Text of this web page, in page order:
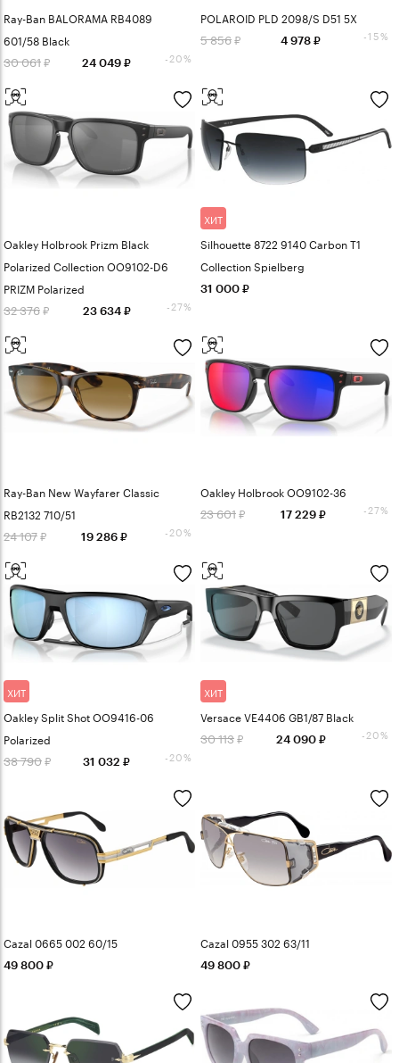
Ray-Ban BALORAMA RB4089
601/58 Black
30 061 24 049 -20%
POLAROID PLD 2098/S D51 5X
5 856 4 978 -15%
Oakley Holbrook Prizm Black
Polarized Collection OO9102-D6
PRIZM Polarized
32 376 23 634 -27%
ХИТ
Silhouette 8722 9140 Carbon T1
Collection Spielberg
31 000
Ray-Ban New Wayfarer Classic
RB2132 710/51
24 107 19 286 -20%
Oakley Holbrook OO9102-36
23 601 17 229 -27%
ХИТ
Oakley Split Shot OO9416-06
Polarized
38 790 31 032 -20%
ХИТ
Versace VE4406 GB1/87 Black
30 113 24 090 -20%
Cazal 0665 002 60/15
49 800
Cazal 0955 302 63/11
49 800